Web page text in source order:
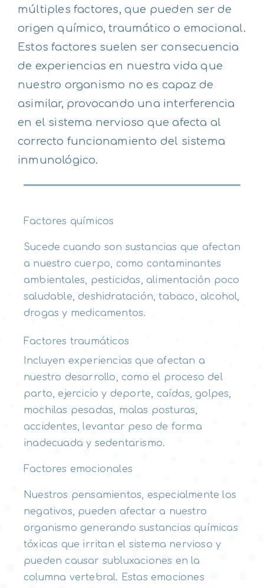
múltiples factores, que pueden ser de
origen químico, traumático o emocional.
Estos factores suelen ser consecuencia
de experiencias en nuestra vida que
nuestro organismo no es capaz de
asimilar, provocando una interferencia
en el sistema nervioso que afecta al
correcto funcionamiento del sistema
inmunológico.
Factores químicos
Sucede cuando son sustancias que afectan
a nuestro cuerpo, como contaminantes
ambientales, pesticidas, alimentación poco
saludable, deshidratación, tabaco, alcohol,
drogas y medicamentos.
Factores traumáticos
Incluyen experiencias que afectan a
nuestro desarrollo, como el proceso del
parto, ejercicio y deporte, caídas, golpes,
mochilas pesadas, malas posturas,
accidentes, levantar peso de forma
inadecuada y sedentarismo.
Factores emocionales
Nuestros pensamientos, especialmente los
negativos, pueden afectar a nuestro
organismo generando sustancias químicas
tóxicas que irritan el sistema nervioso y
pueden causar subluxaciones en la
columna vertebral. Estas emociones